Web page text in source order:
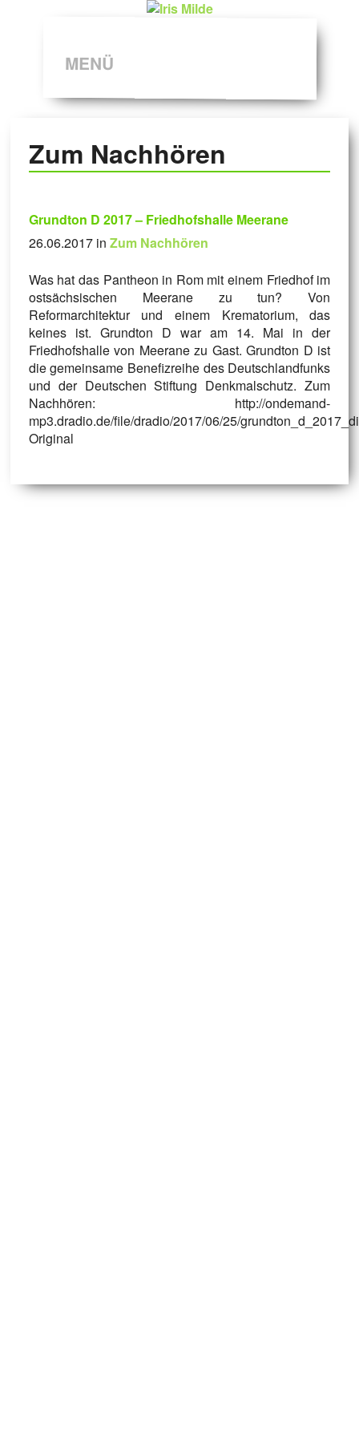
MENÜ
Zum Nachhören
Grundton D 2017 – Friedhofshalle Meerane
26.06.2017 in Zum Nachhören
Was hat das Pantheon in Rom mit einem Friedhof im
ostsächsischen Meerane zu tun? Von
Reformarchitektur und einem Krematorium, das
keines ist. Grundton D war am 14. Mai in der
Friedhofshalle von Meerane zu Gast. Grundton D ist
die gemeinsame Benefizreihe des Deutschlandfunks
und der Deutschen Stiftung Denkmalschutz. Zum
Nachhören: http://ondemand-
mp3.dradio.de/file/dradio/2017/06/25/
Original